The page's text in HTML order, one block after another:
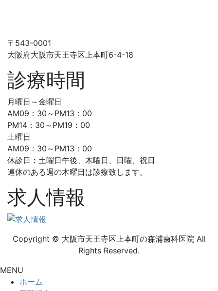
〒543-0001
大阪府大阪市天王寺区上本町6-4-18
診療時間
月曜日～金曜日
AM09：30～PM13：00
PM14：30～PM19：00
土曜日
AM09：30～PM13：00
休診日：土曜日午後、木曜日、日曜、祝日
連休のある週の木曜日は診療致します。
求人情報
Copyright © 大阪市天王寺区上本町の森浦歯科医院 All
Rights Reserved.
MENU
ホーム